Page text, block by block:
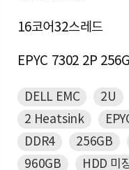
16코어32스레드
EPYC 7302 2P
DELL EMC 2U
2 Heatsink
DDR4
256GB
960GB
HDD 미